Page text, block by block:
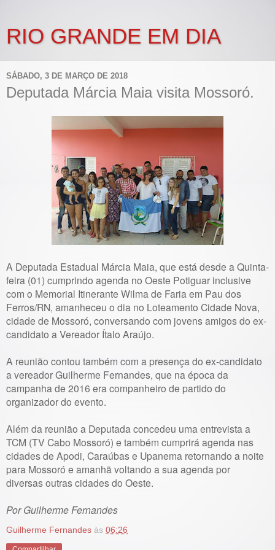
RIO GRANDE EM DIA
SÁBADO, 3 DE MARÇO DE 2018
Deputada Márcia Maia visita Mossoró.
A Deputada Estadual Márcia Maia, que está desde a Quinta-
feira (01) cumprindo agenda no Oeste Potiguar inclusive
com o Memorial Itinerante Wilma de Faria em Pau dos
Ferros/RN, amanheceu o dia no Loteamento Cidade Nova,
cidade de Mossoró, conversando com jovens amigos do ex-
candidato a Vereador Ítalo Araújo.
A reunião contou também com a presença do ex-candidato
a vereador Guilherme Fernandes, que na época da
campanha de 2016 era companheiro de partido do
organizador do evento.
Além da reunião a Deputada concedeu uma entrevista a
TCM (TV Cabo Mossoró) e também cumprirá agenda nas
cidades de Apodi, Caraúbas e Upanema retornando a noite
para Mossoró e amanhã voltando a sua agenda por
diversas outras cidades do Oeste.
Por Guilherme Fernandes
Guilherme Fernandes às 06:26